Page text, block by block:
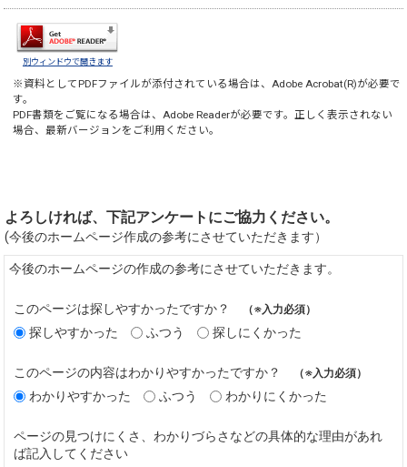
別ウィンドウで開きます
※資料としてPDFファイルが添付されている場合は、Adobe Acrobat(R)が必要で
す。
PDF書類をご覧になる場合は、Adobe Readerが必要です。正しく表示されない
場合、最新バージョンをご利用ください。